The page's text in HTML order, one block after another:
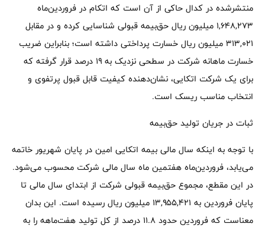
منتشرشده در کدال حاکی از آن است که اتکام در فروردین‌ماه
۱,۶۴۸,۲۷۳ میلیون ریال حق‌بیمه قبولی شناسایی کرده و در مقابل
۳۱۳,۰۲۱ میلیون ریال خسارت پرداختی داشته است؛ بنابراین ضریب
خسارت ماهانه شرکت در سطحی نزدیک به ۱۹ درصد قرار گرفته که
برای یک شرکت اتکایی، نشان‌دهنده کیفیت قابل قبول پرتفوی و
انتخاب مناسب ریسک است.
ثبات در جریان تولید حق‌بیمه
با توجه به اینکه سال مالی بیمه اتکایی امین در پایان شهریور خاتمه
می‌یابد، فروردین‌ماه هفتمین ماه سال مالی شرکت محسوب می‌شود.
در این مقطع، مجموع حق‌بیمه قبولی شرکت از ابتدای سال مالی تا
پایان فروردین به ۱۳,۹۵۵,۴۲۱ میلیون ریال رسیده است. این بدان
معناست که فروردین حدود ۱۱.۸ درصد از کل تولید هفت‌ماهه را به